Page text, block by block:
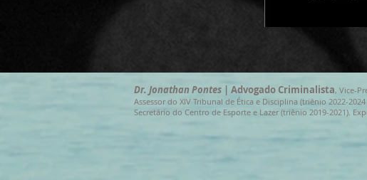
Dr. Jonathan Pontes | Advogado Criminalista, Vice-
Assessor do XIV Tribunal de Ética e Disciplina (triênio 2022-
Secretário do Centro de Esporte e Lazer (triênio 2019-2021).